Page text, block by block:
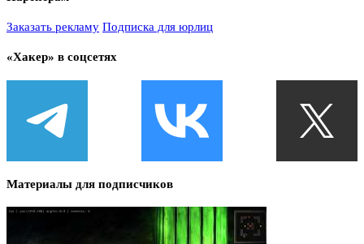
Заказать рекламу Подписка для юрлиц
«Хакер» в соцсетях
Материалы для подписчиков